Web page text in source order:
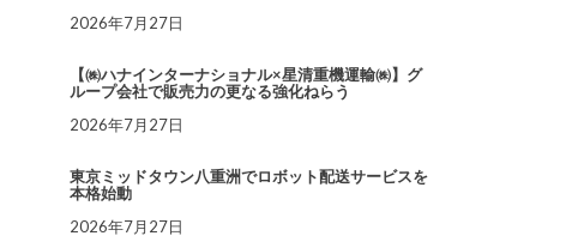
2026年7月27日
【㈱ハナインターナショナル×星清重機運輸㈱】グ
ループ会社で販売力の更なる強化ねらう
2026年7月27日
東京ミッドタウン八重洲でロボット配送サービスを
本格始動
2026年7月27日